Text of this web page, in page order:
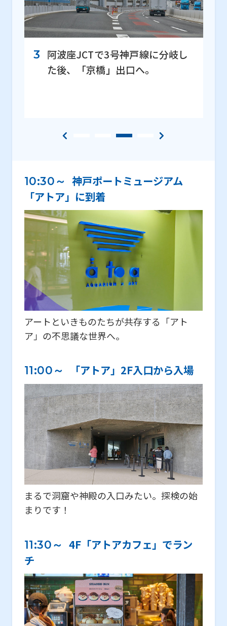
阿波座JCTで3号神⼾線に分岐し
た後、「京橋」出口へ。
10:30～ 神戸ポートミュージアム
「アトア」に到着
アートといきものたちが共存する「アト
ア」の不思議な世界へ。
11:00～ 「アトア」2F入口から入場
まるで洞窟や神殿の入口みたい。探検の始
まりです！
11:30～ 4F「アトアカフェ」でラン
チ